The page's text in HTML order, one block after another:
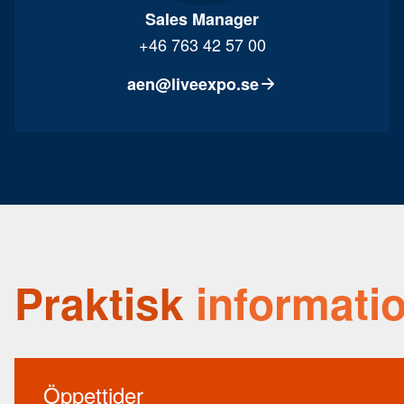
Sales Manager
+46 763 42 57 00
aen@liveexpo.se
Praktisk
Öppettider